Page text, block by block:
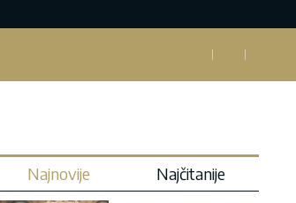
Najnovije Najčitanije